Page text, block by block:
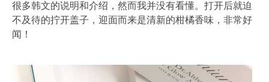
很多韩文的说明和介绍，然而我并没有看懂。打开后就迫
不及待的拧开盖子，迎面而来是清新的柑橘香味，非常好
闻！